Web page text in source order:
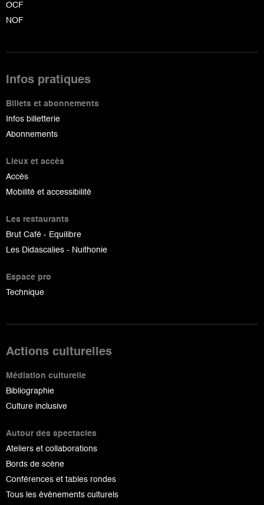
OCF
NOF
Infos pratiques
Billets et abonnements
Infos billetterie
Abonnements
Lieux et accès
Accès
Mobilité et accessibilité
Les restaurants
Brut Café - Equilibre
Les Didascalies - Nuithonie
Espace pro
Technique
Actions culturelles
Médiation culturelle
Bibliographie
Culture inclusive
Autour des spectacles
Ateliers et collaborations
Bords de scène
Conférences et tables rondes
Tous les événements culturels